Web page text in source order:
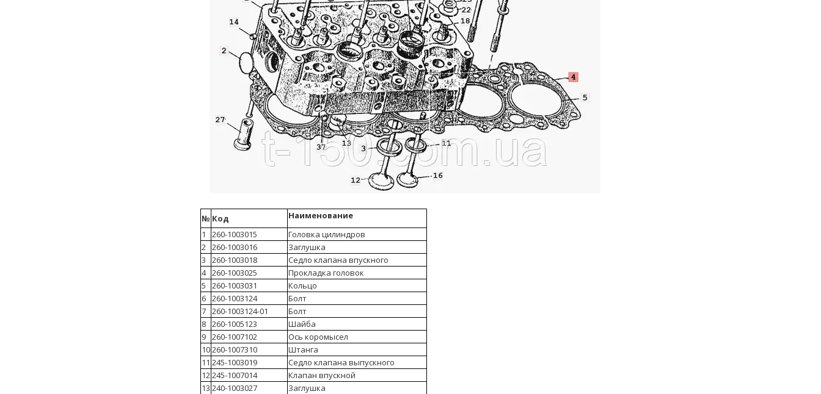
№ Код
Наименование
1
260-1003015
Головка цилиндров
2 260-1003016
Заглушка
3
260-1003018
Седло клапана впускного
4 260-1003025
Прокладка головок
5
260-1003031
Кольцо
6 260-1003124
Болт
7 260-1003124-01
Болт
8 260-1005123
Шайба
9 260-1007102
Ось коромысел
10260-1007310
Штанга
11 245-1003019
Седло клапана выпускного
12245-1007014
Клапан впускной
13 240-1003027
Заглушка